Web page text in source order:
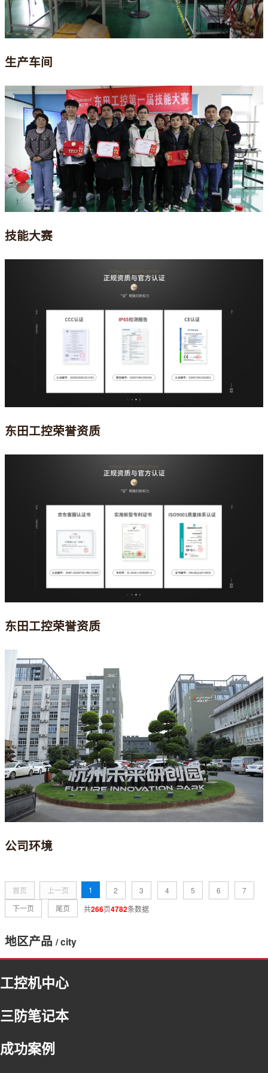
工控机中心
三防笔记本
成功案例
生产车间
技能大赛
东田工控荣誉资质
东田工控荣誉资质
公司环境
首页 上一页 1 2 3 4 5 6
7
下一页
尾页 共266页4782条数据
地区产品/ city
福建
浙江
北京
河北
内蒙古
吉林